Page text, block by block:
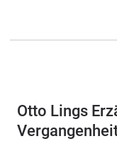
Otto Lings